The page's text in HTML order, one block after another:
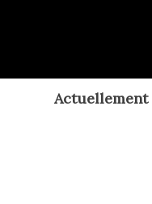
Actuellement